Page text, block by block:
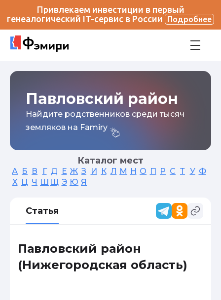
Привлекаем инвестиции в первый
генеалогический IT-сервис в России
Подробнее
Павловский район
Найдите родственников среди тысяч
земляков на Famiry
Каталог мест
А Б В Г Д Е Ж З И К Л М Н О П Р С Т У Ф
Х Ц Ч Ш Щ Э Ю Я
Статья
Павловский район
(Нижегородская область)